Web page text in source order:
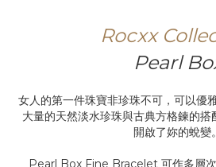
Rocxx
Pearl
女人的第一件珠寶非珍珠不可，可以優
大量的天然淡水珍珠與古典方格鍊的
開啟了妳的蛻變。
Pearl Box Fine Bracelet 可作多層